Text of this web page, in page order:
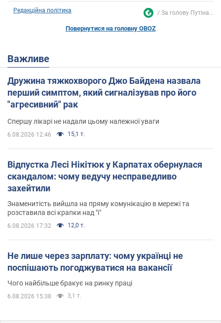
Редакційна політика За голову Путіна...
Повернутися на головну OBOZ
Важливе
Дружина тяжкохворого Джо Байдена назвала
перший симптом, який сигналізував про його
"агресивний" рак
Спершу лікарі не надали цьому належної уваги
6.08.2026 12:46 15,1 т.
Відпустка Лесі Нікітюк у Карпатах обернулася
скандалом: чому ведучу несправедливо
захейтили
Знаменитість вийшла на пряму комунікацію в мережі та
розставила всі крапки над "і"
6.08.2026 17:32 12,0 т.
Не лише через зарплату: чому українці не
поспішають погоджуватися на вакансії
Чого найбільше бракує на ринку праці
6.08.2026 15:38 3,1 т.